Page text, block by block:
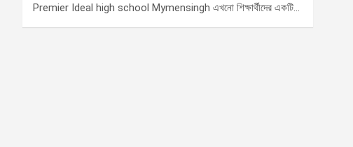
Premier Ideal high school Mymensingh এখনো শিক্ষার্থীদের একটি…